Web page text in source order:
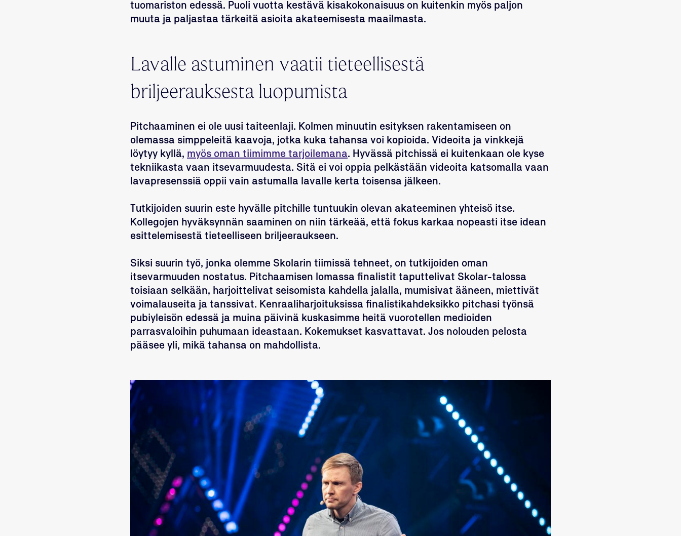
tuomariston edessä. Puoli vuotta kestävä kisakokonaisuus on kuitenkin myös paljon
muuta ja paljastaa tärkeitä asioita akateemisesta maailmasta.
Lavalle astuminen vaatii tieteellisestä
briljeerauksesta luopumista
Pitchaaminen ei ole uusi taiteenlaji. Kolmen minuutin esityksen rakentamiseen on
olemassa simppeleitä kaavoja, jotka kuka tahansa voi kopioida. Videoita ja vinkkejä
löytyy kyllä, myös oman tiimimme tarjoilemana. Hyvässä pitchissä ei kuitenkaan ole kyse
tekniikasta vaan itsevarmuudesta. Sitä ei voi oppia pelkästään videoita katsomalla vaan
lavapresenssiä oppii vain astumalla lavalle kerta toisensa jälkeen.
Tutkijoiden suurin este hyvälle pitchille tuntuukin olevan akateeminen yhteisö itse.
Kollegojen hyväksynnän saaminen on niin tärkeää, että fokus karkaa nopeasti itse idean
esittelemisestä tieteelliseen briljeeraukseen.
Siksi suurin työ, jonka olemme Skolarin tiimissä tehneet, on tutkijoiden oman
itsevarmuuden nostatus. Pitchaamisen lomassa finalistit taputtelivat Skolar-talossa
toisiaan selkään, harjoittelivat seisomista kahdella jalalla, mumisivat ääneen, miettivät
voimalauseita ja tanssivat. Kenraaliharjoituksissa finalistikahdeksikko pitchasi työnsä
pubiyleisön edessä ja muina päivinä kuskasimme heitä vuorotellen medioiden
parrasvaloihin puhumaan ideastaan. Kokemukset kasvattavat. Jos nolouden pelosta
pääsee yli, mikä tahansa on mahdollista.